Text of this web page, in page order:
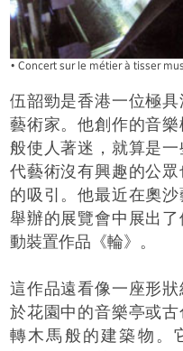
• Concert sur le métier à tisser
伍韶勁是香港一位極
藝術家。他創作的音
般使人著迷，就算是
代藝術沒有興趣的公
的吸引。他最近在奧
舉辦的展覽會中展出了
動裝置作品《輪》。
這作品遠看像一座形
於花園中的音樂亭或
轉木馬般的建築物。